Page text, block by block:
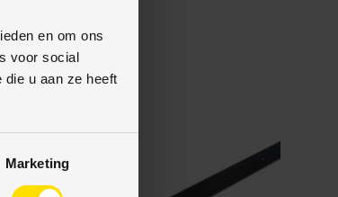
en om ons
voor social
u aan ze heeft
Marketing